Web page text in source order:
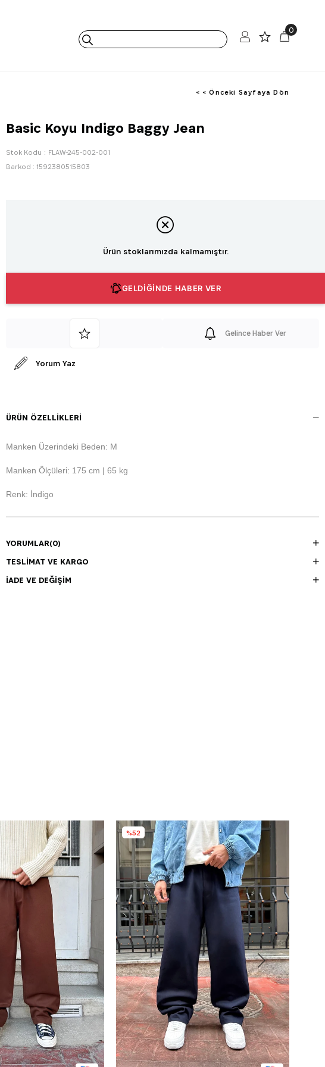
0
< < Önceki Sayfaya Dön
Basic Koyu Indigo Baggy Jean
Stok Kodu
FLAW-245-002-001
Barkod : 1592380515803
Ürün stoklarımızda kalmamıştır.
GELDİĞİNDE HABER VER
Gelince Haber Ver
Yorum Yaz
ÜRÜN ÖZELLIKLERI
Manken Üzerindeki Beden: M
Manken Ölçüleri: 175 cm | 65 kg
Renk: İndigo
YORUMLAR(0)
TESLIMAT VE KARGO
İADE VE DEĞIŞIM
%52